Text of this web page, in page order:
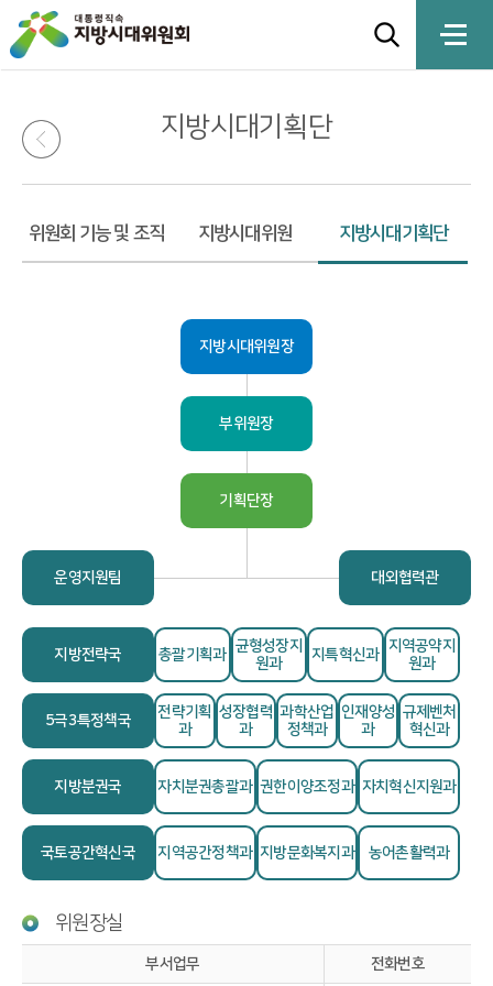
지방시대기획단
위원회 기능 및 조직 지방시대위원 지방시대기획단
지방시대위원장
부위원장
기획단장
운영지원팀 대외협력관
지방전략국 총괄기획과 균형성장지
원과
지특혁신과 지역공약지
원과
5극3특정책국
전략기획
과
성장협력
과
과학산업
정책과
인재양성
과
규제벤처
혁신과
지방분권국 자치분권총괄과 권한이양조정과 자치혁신지원과
국토공간혁신국 지역공간정책과 지방문화복지과 농어촌활력과
위원장실
부서업무 전화번호